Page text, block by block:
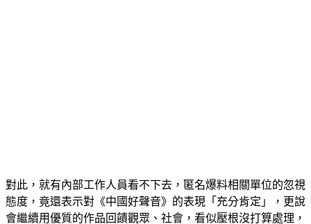
對此，就有內部工作人員看不下去，匿名爆料相關單位的忽視
態度，竟還表示對《中國好聲音》的表現「充分肯定」，更說
會繼續用優質的作品回饋觀眾、社會，看似壓根沒打算處理，